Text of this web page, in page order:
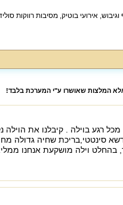
אירועי בוטיק, מסיבות רווקות
המלצות שאושרו ע"י המערכת בלבד!
והיה מדהים נהננו מכל רגע בוילה . קיבלנו
סינטטי,בריכת שחיה גדולה
בהחלט וילה מושקעת אנחנו